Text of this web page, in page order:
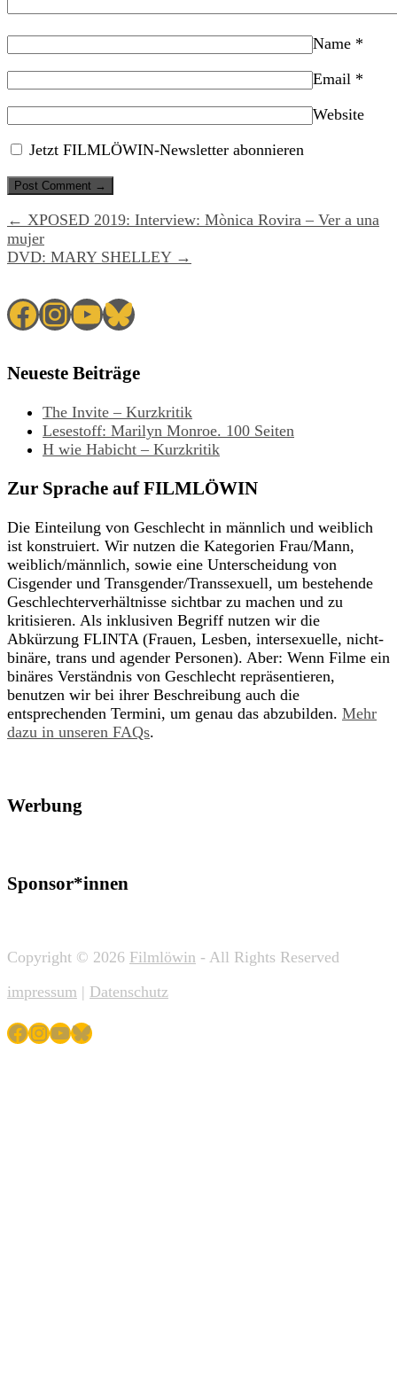
Name *
Email *
Website
Jetzt FILMLÖWIN-Newsletter abonnieren
← XPOSED 2019: Interview: Mònica Rovira – Ver a una
mujer
DVD: MARY SHELLEY →
Facebook
Instagram
YouTube
Bluesky
Neueste Beiträge
The Invite – Kurzkritik
Lesestoff: Marilyn Monroe. 100 Seiten
H wie Habicht – Kurzkritik
Zur Sprache auf FILMLÖWIN
Die Einteilung von Geschlecht in männlich und weiblich
ist konstruiert. Wir nutzen die Kategorien Frau/Mann,
weiblich/männlich, sowie eine Unterscheidung von
Cisgender und Transgender/Transsexuell, um bestehende
Geschlechterverhältnisse sichtbar zu machen und zu
kritisieren. Als inklusiven Begriff nutzen wir die
Abkürzung FLINTA (Frauen, Lesben, intersexuelle, nicht-
binäre, trans und agender Personen). Aber: Wenn Filme ein
binäres Verständnis von Geschlecht repräsentieren,
benutzen wir bei ihrer Beschreibung auch die
entsprechenden Termini, um genau das abzubilden. Mehr
dazu in unseren FAQs.
Werbung
Sponsor*innen
Copyright © 2026 Filmlöwin - All Rights Reserved
impressum | Datenschutz
Facebook
Instagram
YouTube
Bluesky